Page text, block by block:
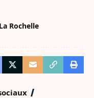
La Rochelle